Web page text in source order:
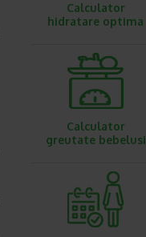
Calculator
hidratare optima
Calculator
greutate bebelusi